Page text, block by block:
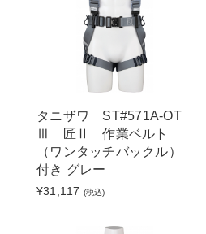
タニザワ ST#571A-OT
Ⅲ 匠Ⅱ 作業ベルト
（ワンタッチバックル）
付き グレー
¥31,117 (税込)